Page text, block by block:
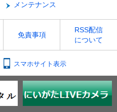
メンテナンス
免責事項
RSS配信
について
スマホサイト表示